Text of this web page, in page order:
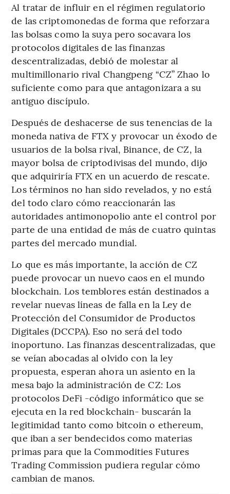
Al tratar de influir en el régimen regulatorio
de las criptomonedas de forma que reforzara
las bolsas como la suya pero socavara los
protocolos digitales de las finanzas
descentralizadas, debió de molestar al
multimillonario rival Changpeng “CZ” Zhao lo
suficiente como para que antagonizara a su
antiguo discípulo.
Después de deshacerse de sus tenencias de la
moneda nativa de FTX y provocar un éxodo de
usuarios de la bolsa rival, Binance, de CZ, la
mayor bolsa de criptodivisas del mundo, dijo
que adquiriría FTX en un acuerdo de rescate.
Los términos no han sido revelados, y no está
del todo claro cómo reaccionarán las
autoridades antimonopolio ante el control por
parte de una entidad de más de cuatro quintas
partes del mercado mundial.
Lo que es más importante, la acción de CZ
puede provocar un nuevo caos en el mundo
blockchain. Los temblores están destinados a
revelar nuevas líneas de falla en la Ley de
Protección del Consumidor de Productos
Digitales (DCCPA). Eso no será del todo
inoportuno. Las finanzas descentralizadas, que
se veían abocadas al olvido con la ley
propuesta, esperan ahora un asiento en la
mesa bajo la administración de CZ: Los
protocolos DeFi -código informático que se
ejecuta en la red blockchain- buscarán la
legitimidad tanto como bitcoin o ethereum,
que iban a ser bendecidos como materias
primas para que la Commodities Futures
Trading Commission pudiera regular cómo
cambian de manos.